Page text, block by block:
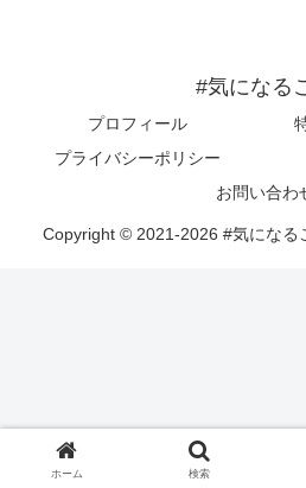
#気になる
プロフィール
プライバシーポリシー
お問い合わ
Copyright © 2021-2026 #気になる
ホーム 検索